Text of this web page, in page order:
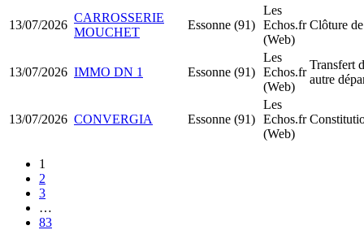
13/07/2026
CARROSSERIE
MOUCHET
Essonne (91)
Les
Echos.fr
(Web)
Clôture
13/07/2026 IMMO DN 1 Essonne (91)
Les
Echos.fr
(Web)
Transfert
autre
13/07/2026 CONVERGIA Essonne (91)
Les
Echos.fr
(Web)
1
2
3
…
83